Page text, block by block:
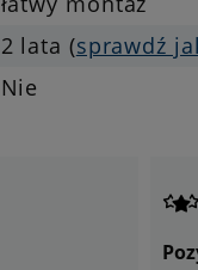
2 lata (sprawdź
Nie